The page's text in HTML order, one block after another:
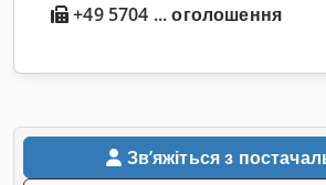
+49 5704 ... оголошення
Звʼяжіться з